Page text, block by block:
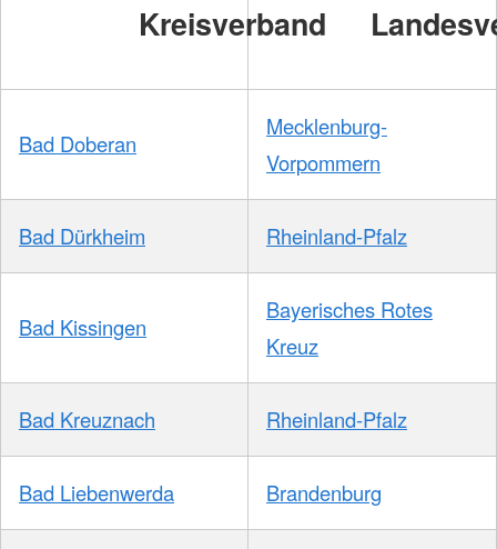
Kreisverband
Bad Doberan
Mecklenburg-
Vorpommern
Bad Dürkheim Rheinland-Pfalz
Bad Kissingen
Bayerisches Rotes
Kreuz
Bad Kreuznach Rheinland-Pfalz
Bad Liebenwerda Brandenburg